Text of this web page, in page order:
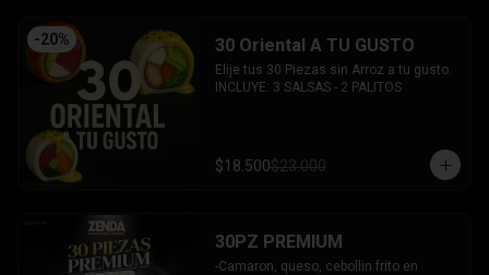
-20% 30 Oriental A TU GUSTO
Elije tus 30 Piezas sin Arroz a tu gusto.
INCLUYE: 3 SALSAS - 2 PALITOS
$18.500$23.000
30PZ PREMIUM
-Camaron, queso, cebollin frito en